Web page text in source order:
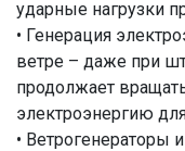
ударные нагрузки
• Генерация
ветре – даже при
продолжает
электроэнергию
•